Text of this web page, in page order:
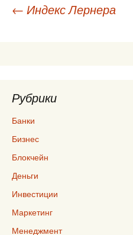
Навигация
← Индекс Лернера
Рубрики
Банки
Бизнес
Блокчейн
Деньги
Инвестиции
Маркетинг
Менеджмент